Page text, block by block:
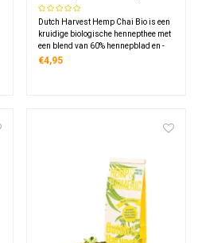
Bio
Dutch Harvest Hemp Chai Bio is een
kruidige biologische hennepthee met
een blend van 60% hennepblad en -
bloem verrijkt met authentieke chai
€4,95